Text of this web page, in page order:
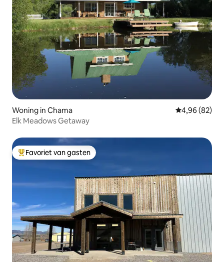
Woning in Chama Gemiddelde
4,96 (82)
Elk Meadows Getaway
Topfavoriet van gasten
Favoriet van gasten